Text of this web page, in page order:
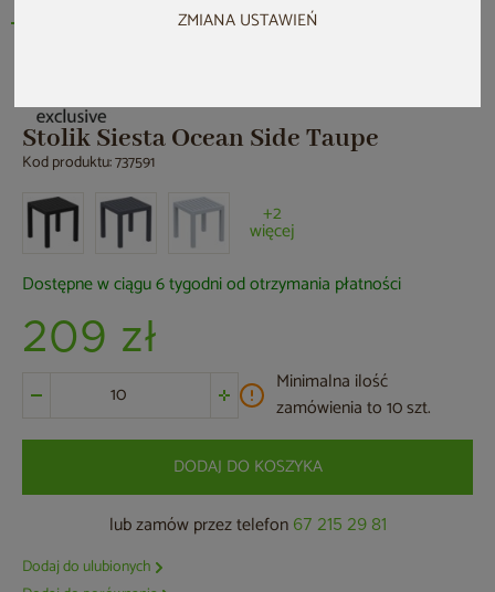
ZMIANA USTAWIEŃ
Stolik Siesta Ocean Side Taupe
Kod produktu: 737591
+2
więcej
Dostępne w ciągu 6 tygodni od otrzymania płatności
209 zł
Minimalna ilość
zamówienia to 10 szt.
DODAJ DO KOSZYKA
lub zamów przez telefon 67 215 29 81
Dodaj do ulubionych